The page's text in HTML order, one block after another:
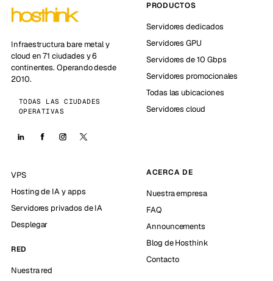
Infraestructura bare metal y
cloud en 71 ciudades y 6
continentes. Operando desde
2010.
TODAS LAS CIUDADES
OPERATIVAS
PRODUCTOS
Servidores dedicados
Servidores GPU
Servidores de 10 Gbps
Servidores promocionales
Todas las ubicaciones
Servidores cloud
VPS
Hosting de IA y apps
Servidores privados de IA
Desplegar
RED
Nuestra red
ACERCA DE
Nuestra empresa
FAQ
Announcements
Blog de Hosthink
Contacto